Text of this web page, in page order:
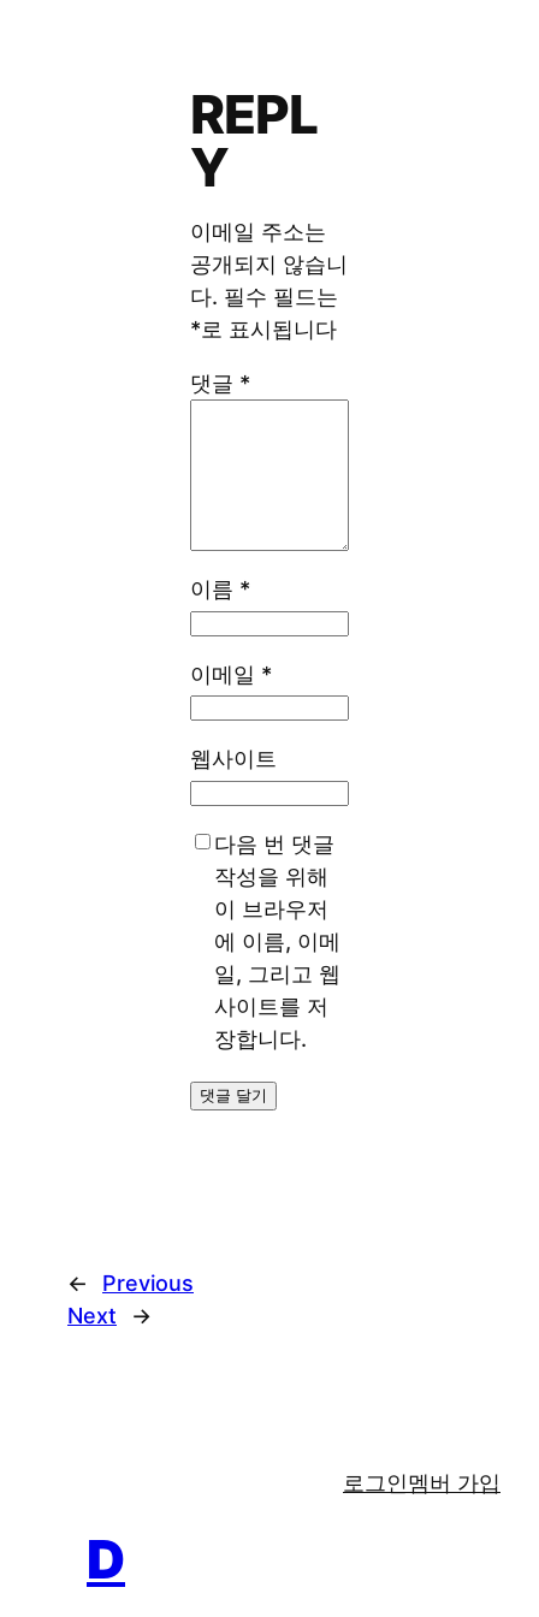
REPL
Y
이메일 주소는
공개되지 않습니
다. 필수 필드는
*로 표시됩니다
댓글 *
이름 *
이메일 *
웹사이트
다음 번 댓글
작성을 위해
이 브라우저
에 이름, 이메
일, 그리고 웹
사이트를 저
장합니다.
←
Previous
Next
→
D
로그인멤버 가입